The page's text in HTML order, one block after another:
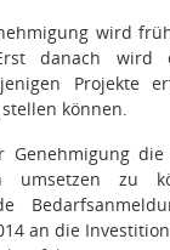
wird
danach wird
Projekte
können.
Genehmigung die
umsetzen zu
an die